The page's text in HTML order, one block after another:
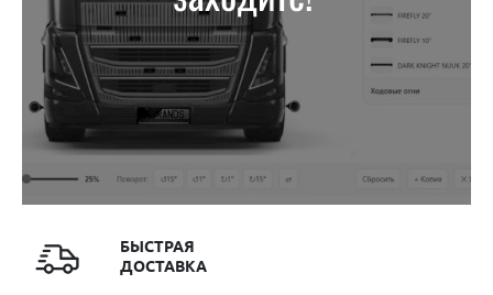
БЫСТРАЯ
ДОСТАВКА